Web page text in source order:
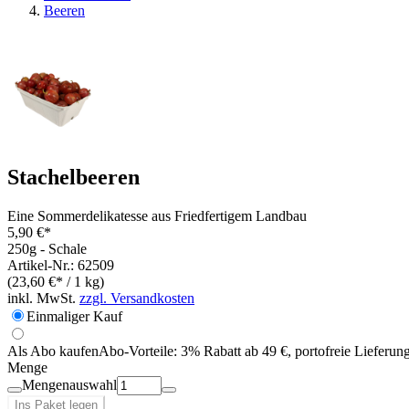
Beeren
Stachelbeeren
Eine Sommerdelikatesse aus Friedfertigem Landbau
5,90 €*
250g - Schale
Artikel-Nr.: 62509
(23,60 €* / 1 kg)
inkl. MwSt. zzgl. Versandkosten
Einmaliger Kauf
Als Abo kaufenAbo-Vorteile: 3% Rabatt ab 49 €, portofreie
Menge
Mengenauswahl
Ins Paket legen